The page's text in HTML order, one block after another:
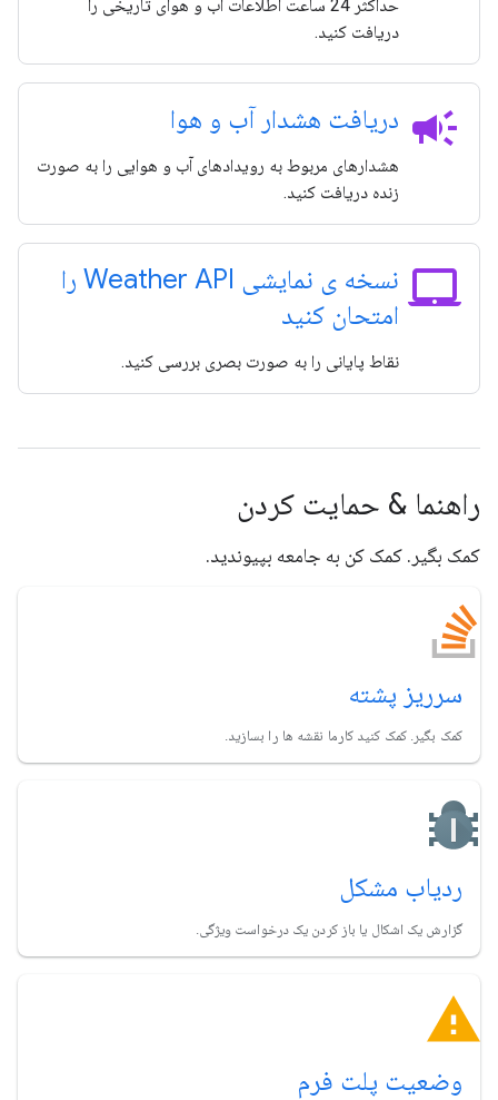
حداکثر 24 ساعت اطلاعات آب و هوای تاریخی را
دریافت کنید.
campaign دریافت هشدار آب و هوا
هشدارهای مربوط به رویدادهای آب و هوایی را به صورت
زنده دریافت کنید.
laptop_mac
نسخه ی نمایشی Weather API را
امتحان کنید
نقاط پایانی را به صورت بصری بررسی کنید.
راهنما & حمایت کردن
کمک بگیر. کمک کن به جامعه بپیوندید.
سرریز پشته
کمک بگیر. کمک کنید کارما نقشه ها را بسازید.
ردیاب مشکل
گزارش یک اشکال یا باز کردن یک درخواست ویژگی.
وضعیت پلت فرم